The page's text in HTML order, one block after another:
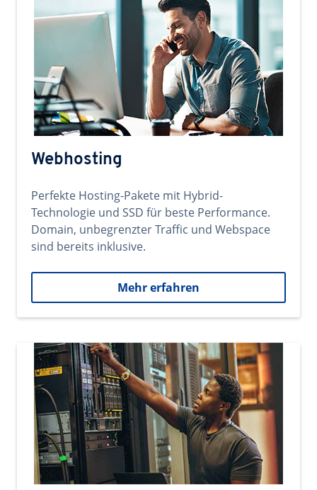
Webhosting
Perfekte Hosting-Pakete mit Hybrid-
Technologie und SSD für beste Performance.
Domain, unbegrenzter Traffic und Webspace
sind bereits inklusive.
Mehr erfahren